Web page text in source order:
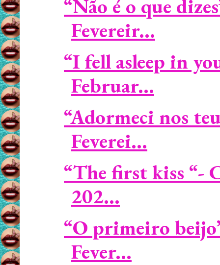
“Não é o que
Fevereir...
“I fell asleep in
Februar...
“Adormeci nos
Feverei...
“The first kiss “-
202...
“O primeiro
Fever...